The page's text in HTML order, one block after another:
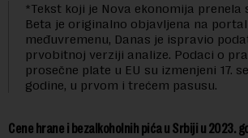
*Tekst koji je Nova ekonomija prenela
Beta je originalno objavljena na
međuvremenu, Danas je ispravio
prvobitnoj verziji analize. Podaci o
prosečne plate u EU su izmenjeni 17.
godine, u prvom i trećem pasusu.
Cene hrane i bezalkoholnih pića u Srbiji u 2023.